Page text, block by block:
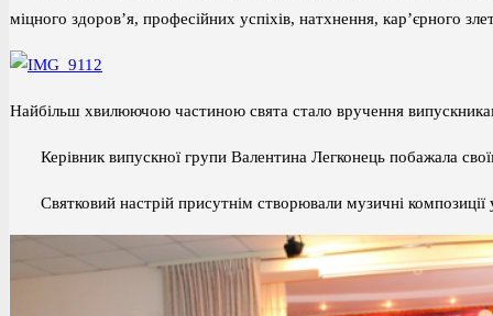
міцного здоров’я, професійних успіхів, натхнення, кар’єрного
Найбільш хвилюючою частиною свята стало вручення
Керівник випускної групи Валентина Легконець побажала
Святковий настрій присутнім створювали музичні